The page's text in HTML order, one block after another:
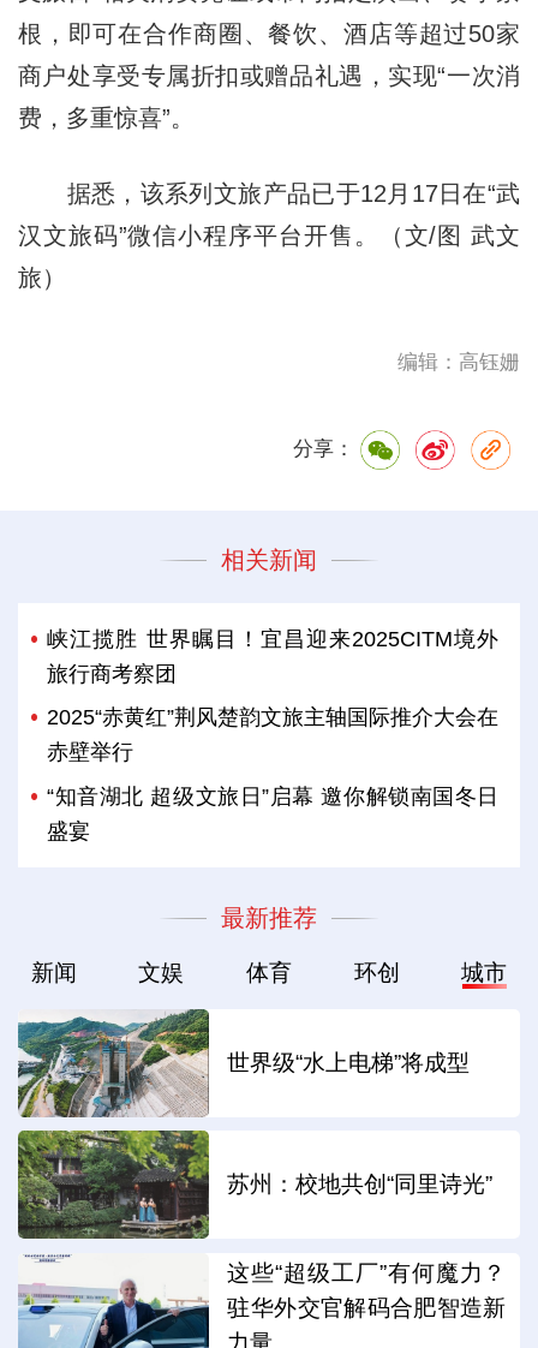
根，即可在合作商圈、餐饮、酒店等超过50家
商户处享受专属折扣或赠品礼遇，实现“一次消
费，多重惊喜”。
据悉，该系列文旅产品已于12月17日在“武
汉文旅码”微信小程序平台开售。（文/图 武文
旅）
编辑：高钰姗
分享：
相关新闻
峡江揽胜 世界瞩目！宜昌迎来2025CITM境外
旅行商考察团
2025“赤黄红”荆风楚韵文旅主轴国际推介大会在
赤壁举行
“知音湖北 超级文旅日”启幕 邀你解锁南国冬日
盛宴
最新推荐
新闻 文娱 体育 环创 城市
世界级“水上电梯”将成型
苏州：校地共创“同里诗光”
这些“超级工厂”有何魔力？
驻华外交官解码合肥智造新
力量